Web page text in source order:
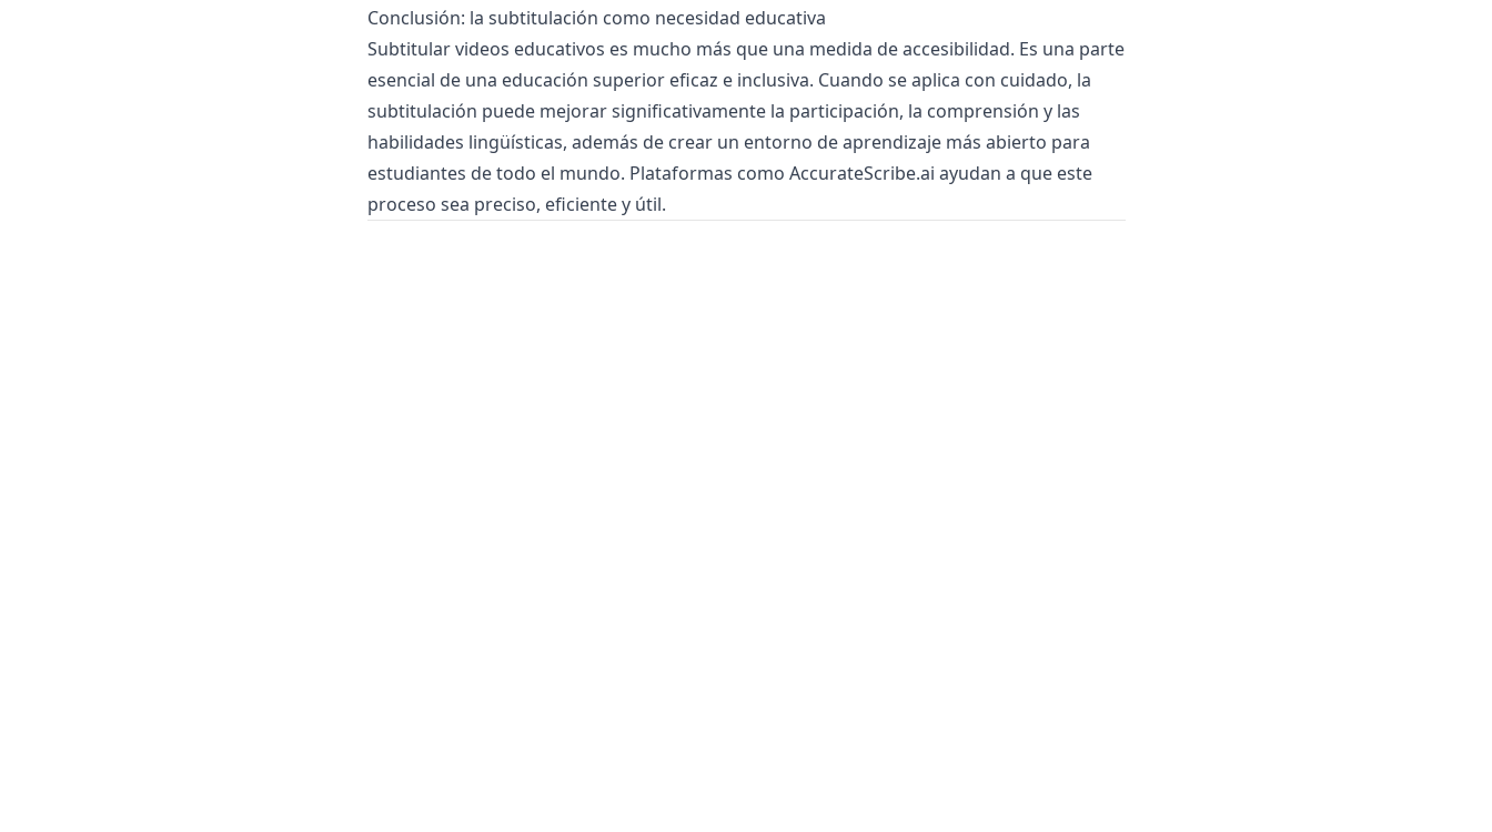
Conclusión: la subtitulación como necesidad educativa
Subtitular videos educativos es mucho más que una medida de accesibilidad. Es una parte
esencial de una educación superior eficaz e inclusiva. Cuando se aplica con cuidado, la
subtitulación puede mejorar significativamente la participación, la comprensión y las
habilidades lingüísticas, además de crear un entorno de aprendizaje más abierto para
estudiantes de todo el mundo. Plataformas como AccurateScribe.ai ayudan a que este
proceso sea preciso, eficiente y útil.